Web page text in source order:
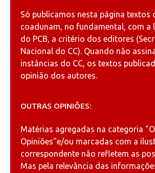
Só publicamos nesta página textos
coadunam, no fundamental, com a
do PCB, a critério dos editores
Nacional do CC). Quando não
instâncias do CC, os textos
opinião dos autores.
OUTRAS OPINIÕES:
Matérias agregadas na categoria
Opiniões"e/ou marcadas com a
correspondente não refletem as
Mas pela relevância das